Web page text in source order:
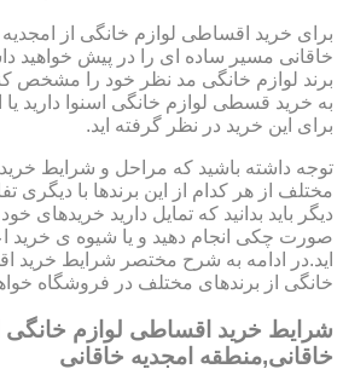
برای خرید اقساطی لوازم خانگی از
خاقانی مسیر ساده ای را در پیش خواهید
برند لوازم خانگی مد نظر خود را مشخص
به خرید قسطی لوازم خانگی اسنوا دارید یا
برای این خرید در نظر گرفته اید.
توجه داشته باشید که مراحل و شرایط
مختلف از هر کدام از این برندها با دیگری
دیگر باید بدانید که تمایل دارید خریدهای
صورت چکی انجام دهید و یا شیوه ی خرید
اید.در ادامه به شرح مختصر شرایط
خانگی از برندهای مختلف در فروشگاه
شرایط خرید اقساطی لوازم خانگی
خاقانی,منطقه امجدیه خاقانی